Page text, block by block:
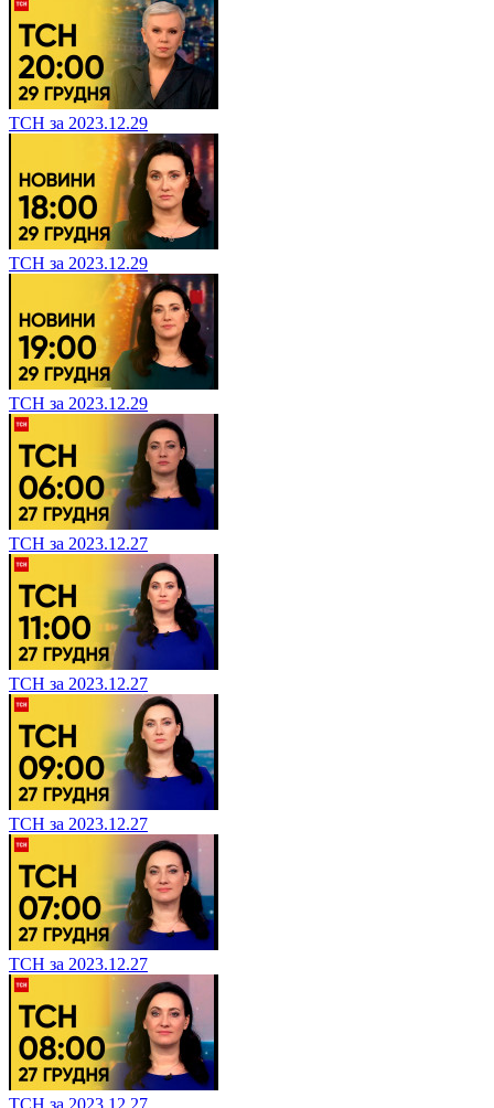
ТСН за 2023.12.29
ТСН за 2023.12.29
ТСН за 2023.12.29
ТСН за 2023.12.27
ТСН за 2023.12.27
ТСН за 2023.12.27
ТСН за 2023.12.27
ТСН за 2023.12.27